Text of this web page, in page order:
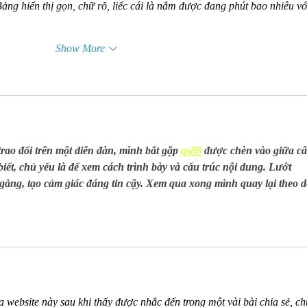
hiển thị gọn, chữ rõ, liếc cái là nắm được đang phút bao nhiêu
Show More
đổi trên một diễn đàn, mình bắt gặp qs88 được chèn vào giữa
chủ yếu là để xem cách trình bày và cấu trúc nội dung. Lướt
tạo cảm giác đáng tin cậy. Xem qua xong mình quay lại theo
này sau khi thấy được nhắc đến trong một vài bài chia sẻ,